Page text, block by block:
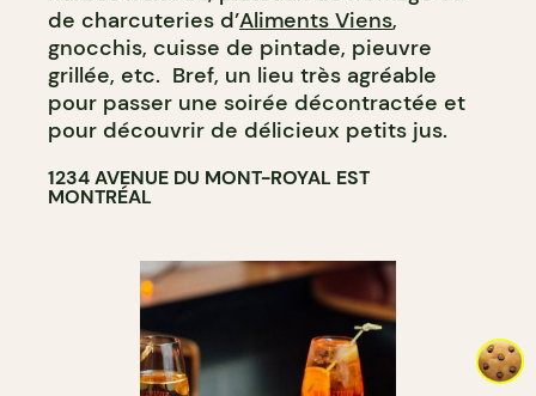
de charcuteries d’Aliments Viens,
gnocchis, cuisse de pintade, pieuvre
grillée, etc. Bref, un lieu très agréable
pour passer une soirée décontractée et
pour découvrir de délicieux petits jus.
1234 AVENUE DU MONT-ROYAL EST
MONTRÉAL